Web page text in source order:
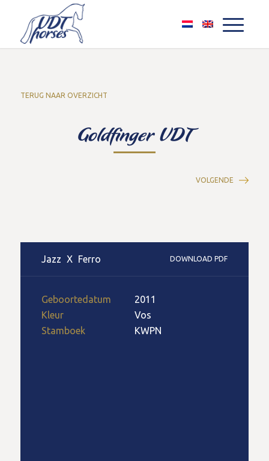
TERUG NAAR OVERZICHT
Goldfinger VDT
VOLGENDE
Jazz X Ferro DOWNLOAD PDF
Geboortedatum
2011
Kleur
Vos
Stamboek
KWPN